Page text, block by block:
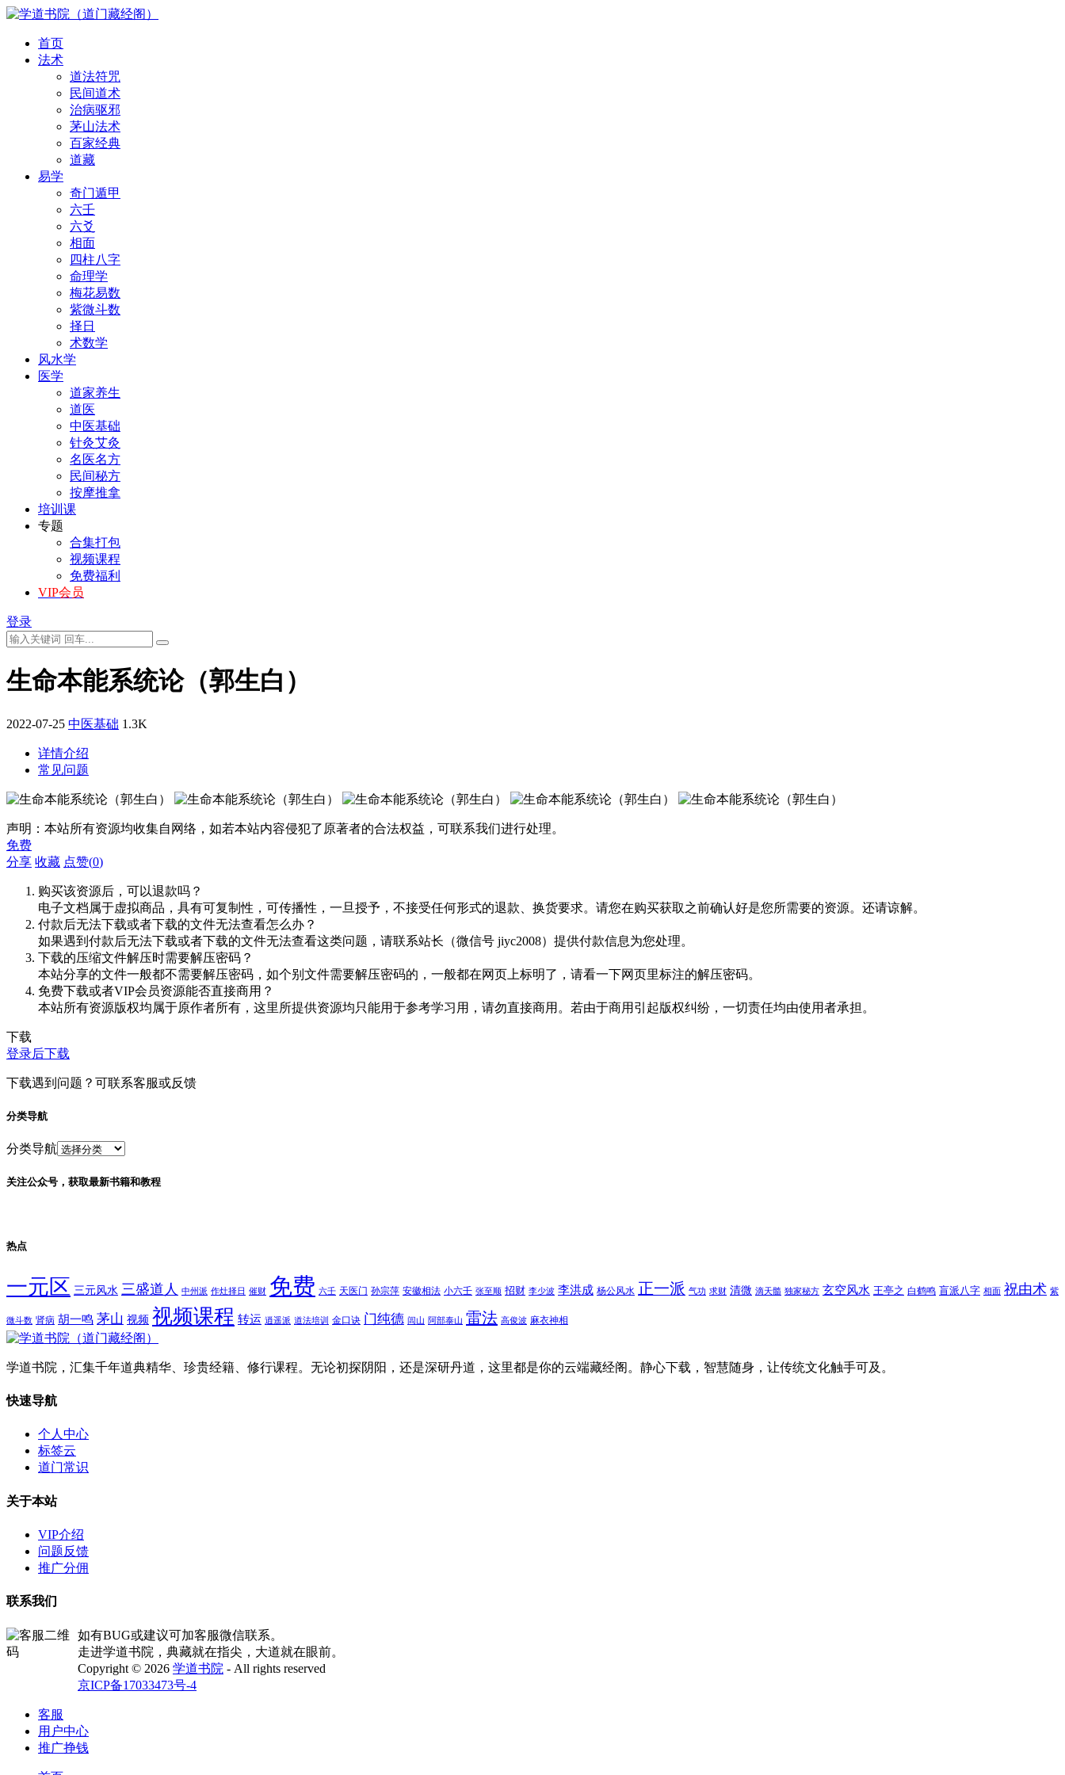
首页
法术
道法符咒
民间道术
治病驱邪
茅山法术
百家经典
道藏
易学
奇门遁甲
六壬
六爻
相面
四柱八字
命理学
梅花易数
紫微斗数
择日
术数学
风水学
医学
道家养生
道医
中医基础
针灸艾灸
名医名方
民间秘方
按摩推拿
培训课
专题
合集打包
视频课程
免费福利
VIP会员
登录
生命本能系统论（郭生白）
2022-07-25 中医基础 1.3K
详情介绍
常见问题
声明：本站所有资源均收集自网络，如若本站内容侵犯了原著者的合法权益，可联系我们进行处理。
免费
分享 收藏 点赞(0)
购买该资源后，可以退款吗？
电子文档属于虚拟商品，具有可复制性，可传播性，一旦授予，不接受任何形式的退款、换货要求。请您在购买获取之前确认好是您所需要的资源。还请谅解。
付款后无法下载或者下载的文件无法查看怎么办？
如果遇到付款后无法下载或者下载的文件无法查看这类问题，请联系站长（微信号 jiyc2008）提供付款信息为您处理。
下载的压缩文件解压时需要解压密码？
本站分享的文件一般都不需要解压密码，如个别文件需要解压密码的，一般都在网页上标明了，请看一下网页里标注的解压密码。
免费下载或者VIP会员资源能否直接商用？
本站所有资源版权均属于原作者所有，这里所提供资源均只能用于参考学习用，请勿直接商用。若由于商用引起版权纠纷，一切责任均由使用者承担。
下载
登录后下载
下载遇到问题？可联系客服或反馈
分类导航
分类导航
关注公众号，获取最新书籍和教程
热点
一元区 三元风水 三盛道人 中州派 作灶择日 催财 免费 六壬 天医门 孙宗萍 安徽相法 小六壬 张至顺 招财 李少波 李洪成 杨公风水 正一派 气功 求财 清微 滴天髓 独家秘方 玄空风水 王亭之 白鹤鸣 盲派八字 相面 祝由术 紫
微斗数 肾病 胡一鸣 茅山 视频 视频课程 转运 逍遥派 道法培训 金口诀 门纯德 闾山 阿部泰山 雷法 高俊波 麻衣神相
学道书院，汇集千年道典精华、珍贵经籍、修行课程。无论初探阴阳，还是深研丹道，这里都是你的云端藏经阁。静心下载，智慧随身，让传统文化触手可及。
快速导航
个人中心
标签云
道门常识
关于本站
VIP介绍
问题反馈
推广分佣
联系我们
如有BUG或建议可加客服微信联系。
走进学道书院，典藏就在指尖，大道就在眼前。
Copyright © 2026 学道书院 - All rights reserved
京ICP备17033473号-4
客服
用户中心
推广挣钱